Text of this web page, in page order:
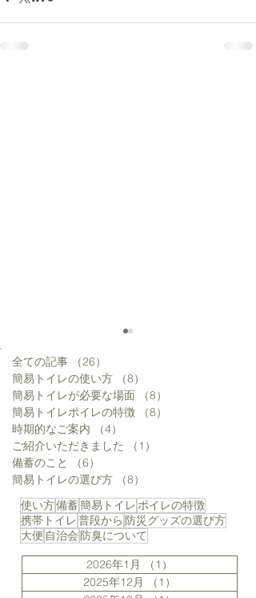
簡易トイレセットは色ん
なものが入っている方が
いい？
全ての記事 （26）
簡易トイレの使い方
（8）
簡易トイレが必要な場面
（8）
簡易トイレポイレの特徴
（8）
時期的なご案内
（4）
ご紹介いただきました
（1）
備蓄のこと
（6）
簡易トイレの選び方
（8）
使い方備蓄簡易トイレ ポイレの特徴
携帯トイレ 普段から 防災グッズの選び方
大便 自治会 防臭について
2026年1月 （1）
2025年12月
（1）